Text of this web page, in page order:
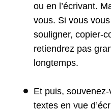
ou en l’écrivant.
vous. Si vous
souligner, copier-
retiendrez pas
longtemps.
Et puis,
textes en vue